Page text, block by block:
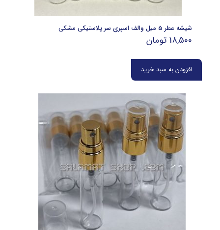
شیشه عطر 5 میل والف اسپری سر پلاستیکی مشکی
18,500 تومان
افزودن به سبد خرید